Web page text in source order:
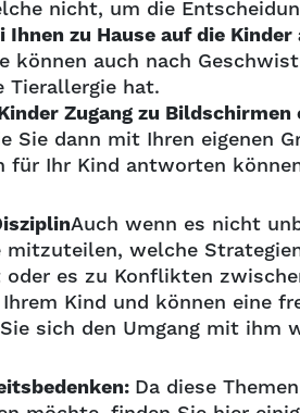
nicht, um die
Ihnen zu Hause auf die Kinder
können auch nach
Tierallergie hat.
Zugang zu Bildschirmen
Sie dann mit Ihren eigenen
für Ihr Kind antworten
Auch wenn es nicht
mitzuteilen, welche
oder es zu Konflikten
Kind und können eine
sich den Umgang mit ihm
Da diese